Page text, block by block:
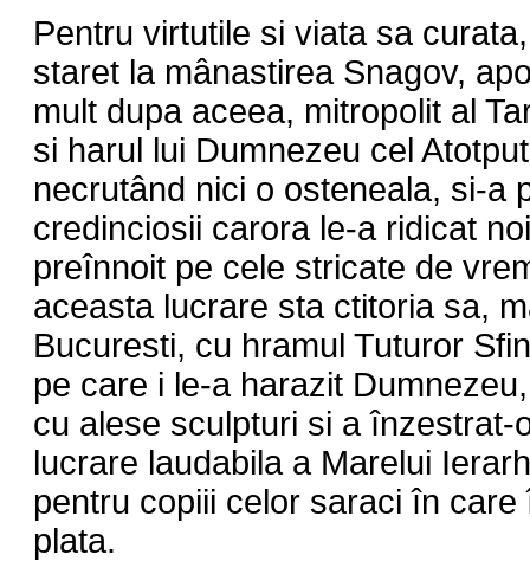
Pentru virtutile si viata sa
staret la mânastirea Snagov,
mult dupa aceea, mitropolit al
si harul lui Dumnezeu cel
necrutând nici o osteneala, si-a
credinciosii carora le-a ridicat
preînnoit pe cele stricate de
aceasta lucrare sta ctitoria sa,
Bucuresti, cu hramul Tuturor
pe care i le-a harazit
cu alese sculpturi si a înzestrat-
lucrare laudabila a Marelui
pentru copiii celor saraci în
plata.